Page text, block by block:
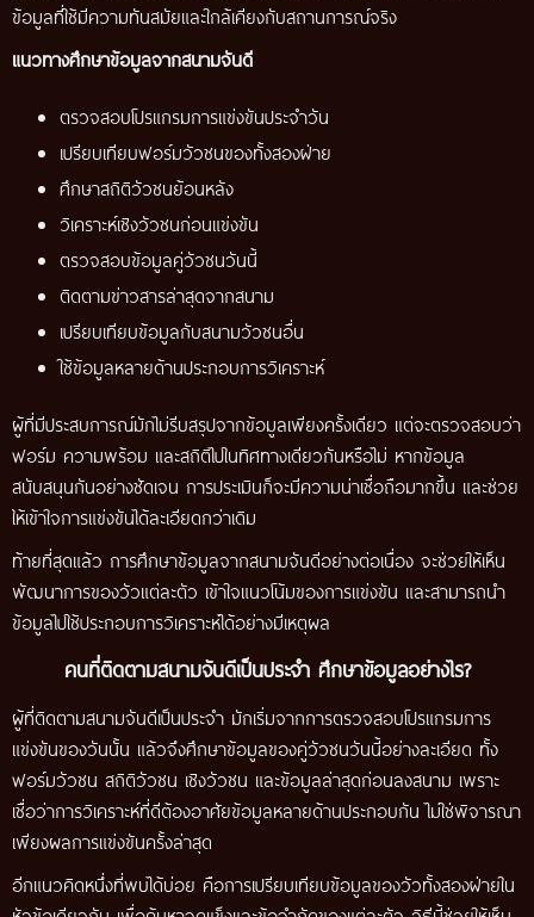
ข้อมูลที่ใช้มีความทันสมัยและใกล้เคียงกับสถานการณ์จริง
แนวทางศึกษาข้อมูลจากสนามจันดี
ตรวจสอบโปรแกรมการแข่งขันประจำวัน
เปรียบเทียบฟอร์มวัวชนของทั้งสองฝ่าย
ศึกษาสถิติวัวชนย้อนหลัง
วิเคราะห์เชิงวัวชนก่อนแข่งขัน
ตรวจสอบข้อมูลคู่วัวชนวันนี้
ติดตามข่าวสารล่าสุดจากสนาม
เปรียบเทียบข้อมูลกับสนามวัวชนอื่น
ใช้ข้อมูลหลายด้านประกอบการวิเคราะห์
ผู้ที่มีประสบการณ์มักไม่รีบสรุปจากข้อมูลเพียงครั้งเดียว แต่จะตรวจสอบว่า
ฟอร์ม ความพร้อม และสถิติไปในทิศทางเดียวกันหรือไม่ หากข้อมูล
สนับสนุนกันอย่างชัดเจน การประเมินก็จะมีความน่าเชื่อถือมากขึ้น และช่วย
ให้เข้าใจการแข่งขันได้ละเอียดกว่าเดิม
ท้ายที่สุดแล้ว การศึกษาข้อมูลจากสนามจันดีอย่างต่อเนื่อง จะช่วยให้เห็น
พัฒนาการของวัวแต่ละตัว เข้าใจแนวโน้มของการแข่งขัน และสามารถนำ
ข้อมูลไปใช้ประกอบการวิเคราะห์ได้อย่างมีเหตุผล
คนที่ติดตามสนามจันดีเป็นประจำ ศึกษาข้อมูลอย่างไร?
ผู้ที่ติดตามสนามจันดีเป็นประจำ มักเริ่มจากการตรวจสอบโปรแกรมการ
แข่งขันของวันนั้น แล้วจึงศึกษาข้อมูลของคู่วัวชนวันนี้อย่างละเอียด ทั้ง
ฟอร์มวัวชน สถิติวัวชน เชิงวัวชน และข้อมูลล่าสุดก่อนลงสนาม เพราะ
เชื่อว่าการวิเคราะห์ที่ดีต้องอาศัยข้อมูลหลายด้านประกอบกัน ไม่ใช่พิจารณา
เพียงผลการแข่งขันครั้งล่าสุด
อีกแนวคิดหนึ่งที่พบได้บ่อย คือการเปรียบเทียบข้อมูลของวัวทั้งสองฝ่ายใน